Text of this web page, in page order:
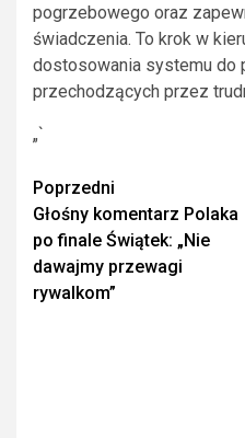
pogrzebowego oraz
świadczenia. To krok w
dostosowania systemu do
przechodzących przez
„`
Zobacz
wpisy
Poprzedni
Głośny komentarz Polaka
po finale Świątek: „Nie
dawajmy przewagi
rywalkom”